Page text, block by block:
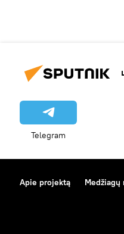
Telegram
Apie projektą